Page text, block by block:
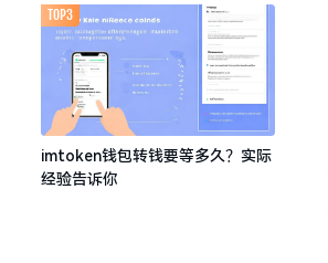
imtoken钱包转钱要等多久？实际
经验告诉你
TOP3